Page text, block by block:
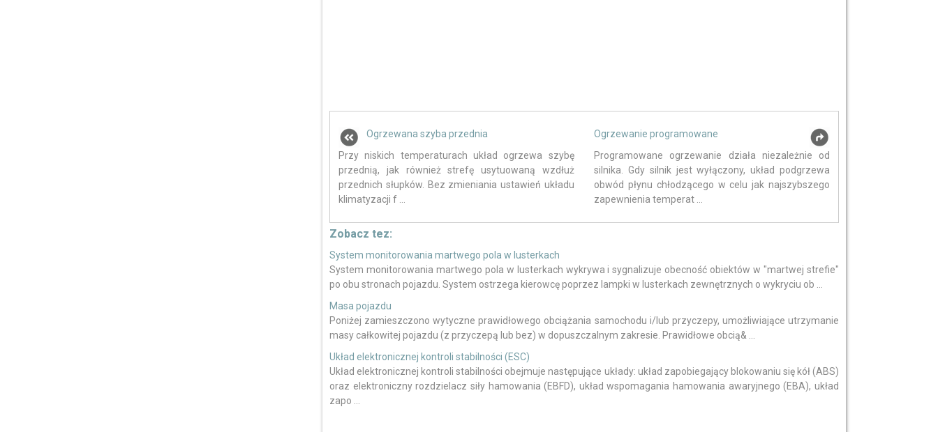
Ogrzewana szyba przednia
Przy niskich temperaturach układ ogrzewa szybę
przednią, jak również strefę usytuowaną wzdłuż
przednich słupków. Bez zmieniania ustawień układu
klimatyzacji f ...
Ogrzewanie programowane
Programowane ogrzewanie działa niezależnie od
silnika. Gdy silnik jest wyłączony, układ podgrzewa
obwód płynu chłodzącego w celu jak najszybszego
zapewnienia temperat ...
Zobacz tez:
System monitorowania martwego pola w lusterkach
System monitorowania martwego pola w lusterkach wykrywa i sygnalizuje obecność obiektów w "martwej strefie"
po obu stronach pojazdu. System ostrzega kierowcę poprzez lampki w lusterkach zewnętrznych o wykryciu ob ...
Masa pojazdu
Poniżej zamieszczono wytyczne prawidłowego obciążania samochodu i/lub przyczepy, umożliwiające utrzymanie
masy całkowitej pojazdu (z przyczepą lub bez) w dopuszczalnym zakresie. Prawidłowe obcią& ...
Układ elektronicznej kontroli stabilności (ESC)
Układ elektronicznej kontroli stabilności obejmuje następujące układy: układ zapobiegający blokowaniu się kół (ABS)
oraz elektroniczny rozdzielacz siły hamowania (EBFD), układ wspomagania hamowania awaryjnego (EBA), układ
zapo ...